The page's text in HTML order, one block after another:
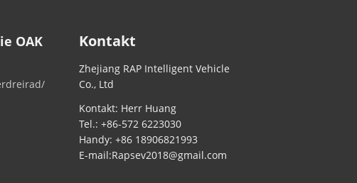
OAK Kontakt
Zhejiang RAP Intelligent Vehicle
Co., Ltd
Kontakt: Herr Huang
Tel.: +86-572 6223030
Handy: +86 18906821993
E-mail:Rapsev2018@gmail.com